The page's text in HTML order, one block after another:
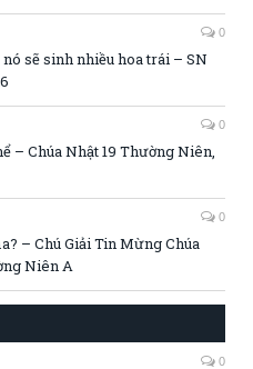
0
sẽ sinh nhiều hoa trái – SN
0
– Chúa Nhật 19 Thường Niên,
0
– Chú Giải Tin Mừng Chúa
Niên A
0